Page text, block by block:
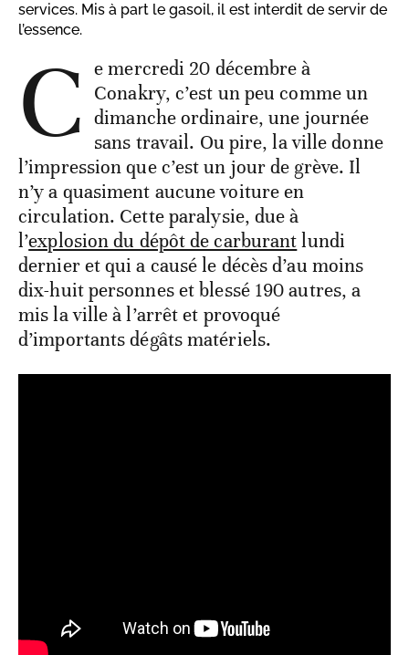
services. Mis à part le gasoil, il est interdit de servir de
l’essence.
C e mercredi 20 décembre à
Conakry, c’est un peu comme un
dimanche ordinaire, une journée
sans travail. Ou pire, la ville donne
l’impression que c’est un jour de grève. Il
n’y a quasiment aucune voiture en
circulation. Cette paralysie, due à
l’explosion du dépôt de carburantlundi
dernier et qui a causé le décès d’au moins
dix-huit personnes et blessé 190 autres, a
mis la ville à l’arrêt et provoqué
d’importants dégâts matériels.